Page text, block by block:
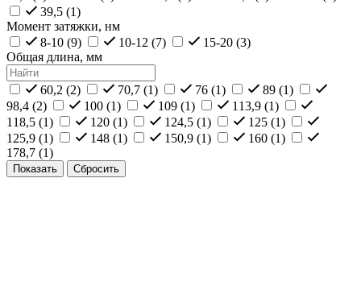
39,5 (1)
Момент затяжки, нм
8-10 (9) 10-12 (7) 15-20 (3)
Общая длина, мм
60,2 (2) 70,7 (1) 76 (1) 89 (1)
98,4 (2) 100 (1) 109 (1) 113,9 (1)
118,5 (1) 120 (1) 124,5 (1) 125 (1)
125,9 (1) 148 (1) 150,9 (1) 160 (1)
178,7 (1)